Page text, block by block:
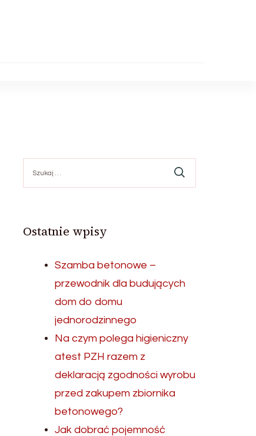
Ostatnie wpisy
Szamba betonowe –
przewodnik dla budujących
dom do domu
jednorodzinnego
Na czym polega higieniczny
atest PZH razem z
deklaracją zgodności wyrobu
przed zakupem zbiornika
betonowego?
Jak dobrać pojemność